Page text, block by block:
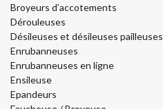
Broyeurs d’accotements
Dérouleuses
Désileuses et désileuses pailleuses
Enrubanneuses
Enrubanneuses en ligne
Ensileuse
Epandeurs